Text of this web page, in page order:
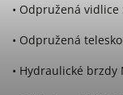
• Odpružená vidlice
• Odpružená
• Hydraulické brzdy